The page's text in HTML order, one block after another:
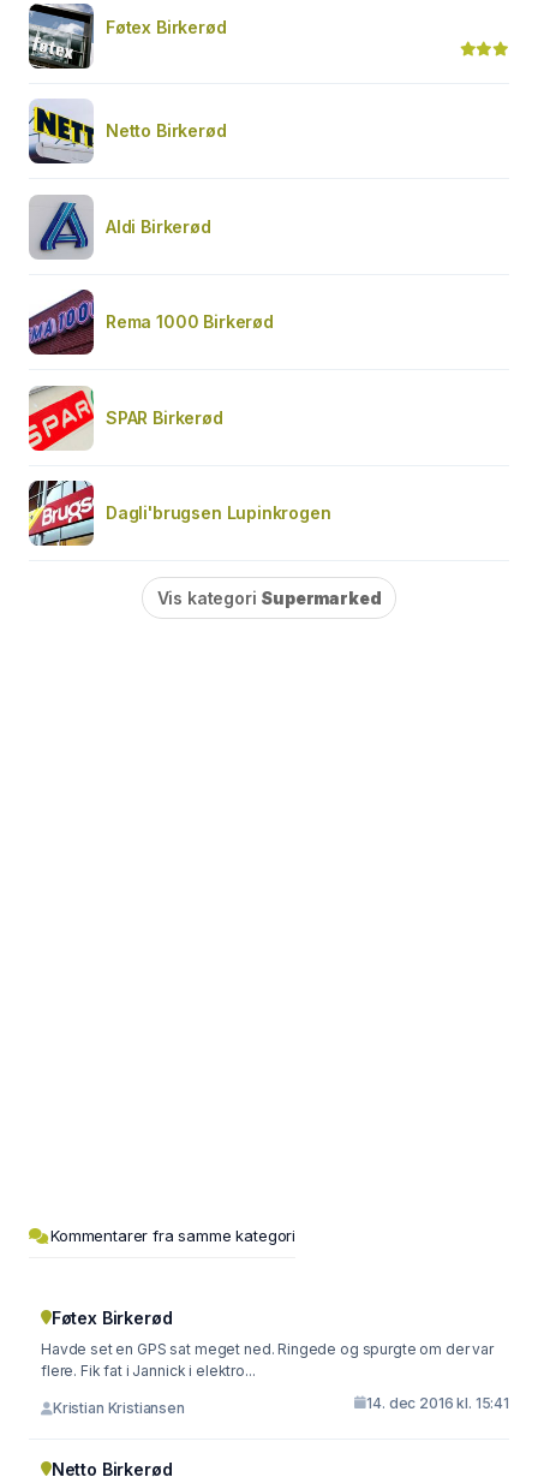
Føtex Birkerød
Netto Birkerød
Aldi Birkerød
Rema 1000 Birkerød
SPAR Birkerød
Dagli'brugsen Lupinkrogen
Vis kategori Supermarked
Kommentarer fra samme kategori
Føtex Birkerød
Havde set en GPS sat meget ned. Ringede og spurgte om der var
flere. Fik fat i Jannick i elektro...
Kristian Kristiansen 14. dec 2016 kl. 15:41
Netto Birkerød